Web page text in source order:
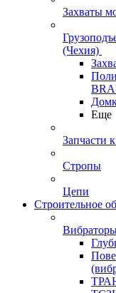
Захваты
(Чехия)
Еще
Запчасти
Стропы
Цепи
Строительное